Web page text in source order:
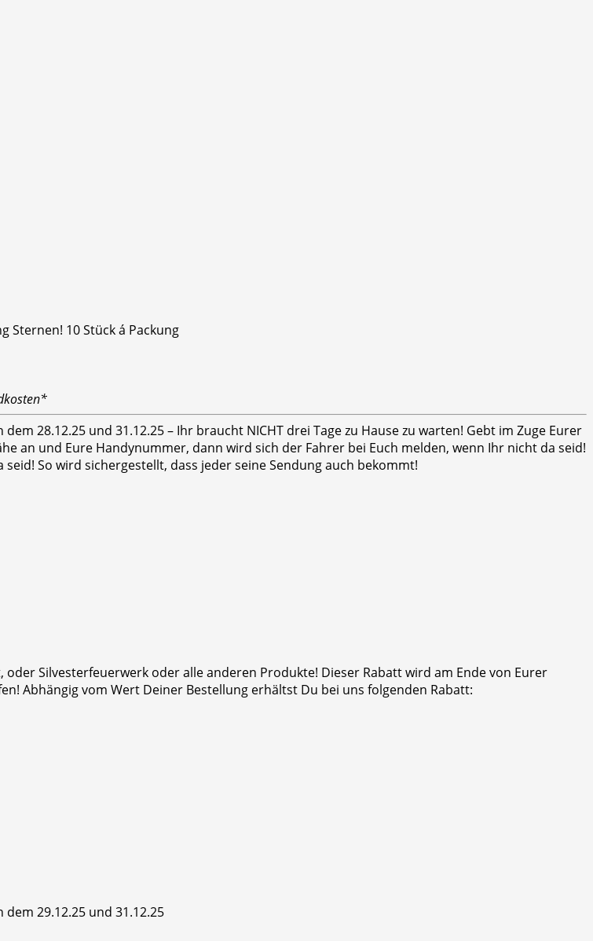
Sternen! 10 Stück á Packung
28.12.25 und 31.12.25 – Ihr braucht NICHT drei Tage zu Hause zu warten! Gebt im Zuge Eurer
an und Eure Handynummer, dann wird sich der Fahrer bei Euch melden, wenn Ihr nicht da seid!
So wird sichergestellt, dass jeder seine Sendung auch bekommt!
Silvesterfeuerwerk oder alle anderen Produkte! Dieser Rabatt wird am Ende von Eurer
Abhängig vom Wert Deiner Bestellung erhältst Du bei uns folgenden Rabatt:
29.12.25 und 31.12.25